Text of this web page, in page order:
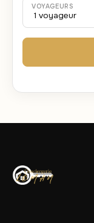
VOYAGEURS